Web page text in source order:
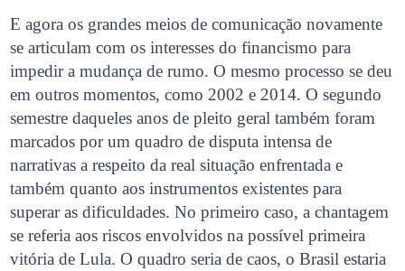
E agora os grandes meios de comunicação novamente
se articulam com os interesses do financismo para
impedir a mudança de rumo. O mesmo processo se deu
em outros momentos, como 2002 e 2014. O segundo
semestre daqueles anos de pleito geral também foram
marcados por um quadro de disputa intensa de
narrativas a respeito da real situação enfrentada e
também quanto aos instrumentos existentes para
superar as dificuldades. No primeiro caso, a chantagem
se referia aos riscos envolvidos na possível primeira
vitória de Lula. O quadro seria de caos, o Brasil estaria